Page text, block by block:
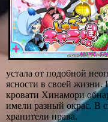
устала от подобной
ясности в своей жизни.
кровати Хинамори
имели разный окрас. В
хранители нрава.